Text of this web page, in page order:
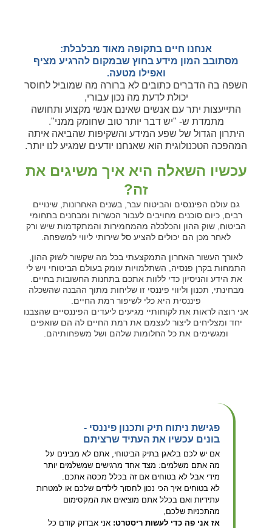
אנחנו חיים בתקופה מאוד מבלבלת:
מסתובב המון מידע בחוץ שבמקום להרגיע מציף
ואפילו מטעה.
השפה בה הדברים כתובים לא ברורה מה שמוביל לחוסר
יכולת לדעת מה נכון עבורי,
התייעצות יתר עם אנשים שאינם אנשי מקצוע ותחושה
מתמדת ש- "יש דבר יותר טוב שחומק ממני".
היתרון הגדול של שפע המידע והשקיפות שהביאה איתה
המהפכה הטכנולוגית הוא שאנחנו יודעים שמגיע לנו יותר.
עכשיו השאלה היא איך משיגים את
זה?
גם עולם הפיננסים והביטוח עבר, בשנים האחרונות, שינויים
רבים, כיום סוכנים מחויבים לעבור הכשרות ומבחנים בתחומי
הביטוח, שוק ההון והכלכלה מהמחמירות והמתקדמות שיש ורק
לאחר מכן הם יכולים להציע סל שירותי ליווי למשפחה.
לאורך העשור האחרון התמקצעתי בכל מה שקשור לשוק ההון,
התמחות בקרן פנסיה, השתלמויות עומק בעולם הביטוחי ויש לי
את הידע והניסיון כדי ללוות אתכם בתחנות החשובות בחיים.
מבחינתי, תכנון וליווי פיננסי זו שליחות מתוך ההבנה שהשכלה
פיננסית היא כלי לשיפור רמת החיים.
אני רוצה לראות את לקוחותיי מגיעים ליעדים הפיננסיים שהצבנו
יחד ומצליחים ליצור לעצמם את רמת החיים לה הם שואפים
ומגשימים את כל החלומות שלהם ושל משפחותיהם.
פגישת ניתוח תיק ותכנון פיננסי -
בונים עכשיו את העתיד שרציתם
אם יש לכם בלאגן בתיק הביטוחי, אתם לא מבינים על
מה אתם משלמים: מצד אחד מרגישים שמשלמים יותר
מידי אבל לא בטוחים אם זה בכלל מכסה אתכם.
לא בטוחים איך הכי נכון לחסוך לילדים שלכם או למטרות
עתידיות ואם בכלל אתם מוציאים את המקסימום
מהתכניות שלכם,
אז אני פה כדי לעשות ריסטרט:אני אבדוק קודם כל